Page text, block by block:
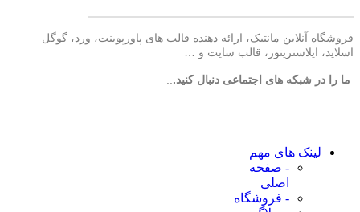
فروشگاه آنلاین مانتیک، ارائه دهنده قالب های پاورپوینت، ورد، گوگل
اسلاید، ایلاستریتور، قالب سایت و …
ما را در شبکه های اجتماعی دنبال کنید.
لینک های مهم
- صفحه
اصلی
- فروشگاه